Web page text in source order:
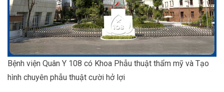
Bệnh viện Quân Y 108 có Khoa Phẫu thuật thẩm mỹ và Tạo
hình chuyên phẫu thuật cười hở lợi